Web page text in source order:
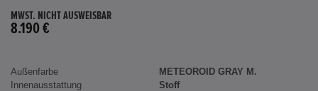
MWST. NICHT AUSWEISBAR
8.190 €
Außenfarbe
METEOROID GRAY M.
Innenausstattung
Stoff